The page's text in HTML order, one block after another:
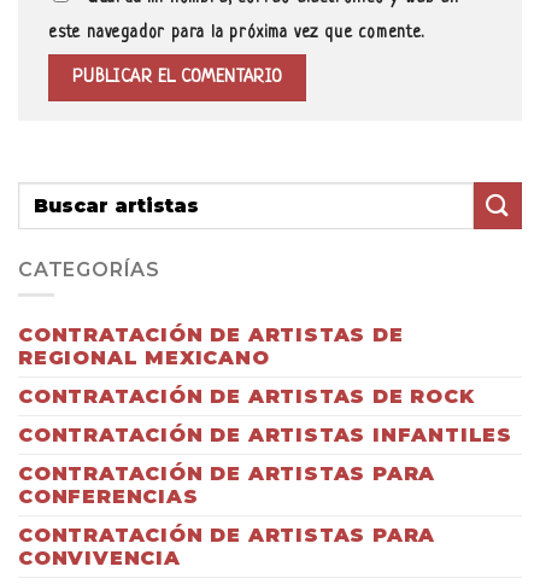
este navegador para la próxima vez que comente.
CATEGORÍAS
CONTRATACIÓN DE ARTISTAS DE
REGIONAL MEXICANO
CONTRATACIÓN DE ARTISTAS DE ROCK
CONTRATACIÓN DE ARTISTAS INFANTILES
CONTRATACIÓN DE ARTISTAS PARA
CONFERENCIAS
CONTRATACIÓN DE ARTISTAS PARA
CONVIVENCIA